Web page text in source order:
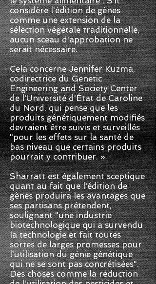
considère l'édition de gènes
comme une extension de la
sélection végétale traditionnelle,
aucun sceau d'approbation ne
serait nécessaire.
Cela concerne Jennifer Kuzma,
codirectrice du Genetic
Engineering and Society Center
de l'Université d'État de Caroline
du Nord, qui pense que les
produits génétiquement modifiés
devraient être suivis et surveillés
"pour les effets sur la santé de
bas niveau que certains produits
pourrait y contribuer. »
Sharratt est également sceptique
quant au fait que l'édition de
gènes produira les avantages que
ses partisans prétendent,
soulignant "une industrie
biotechnologique qui a survendu
la technologie et fait toutes
sortes de larges promesses pour
l'utilisation du génie génétique
qui ne se sont pas concrétisées".
Des choses comme la réduction